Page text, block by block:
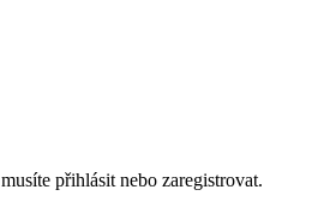
přihlásit nebo zaregistrovat.